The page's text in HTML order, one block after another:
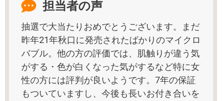
担当者の声
抽選で大当たりおめでとうございます。まだ
昨年21年秋口に発売されたばかりのマイクロ
バブル。他の方の評価では、肌触りが違う気
がする・色が白くなった気がするなど特に女
性の方には評判が良いようです。7年の保証
もついていますし、今後も長いお付き合いを